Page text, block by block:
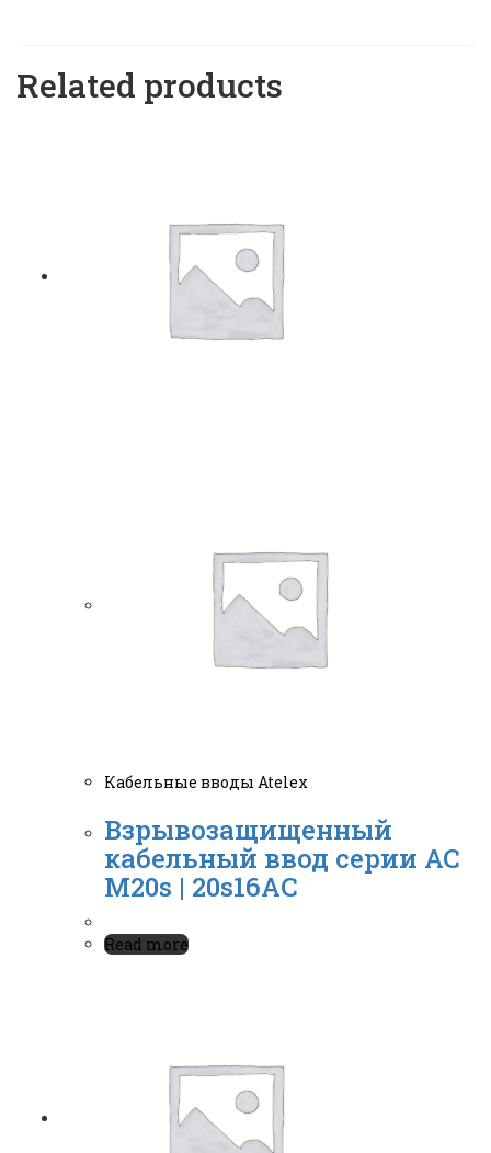
Related products
Кабельные вводы Atelex
Взрывозащищенный
кабельный ввод серии АС
M20s | 20s16АC
Read more